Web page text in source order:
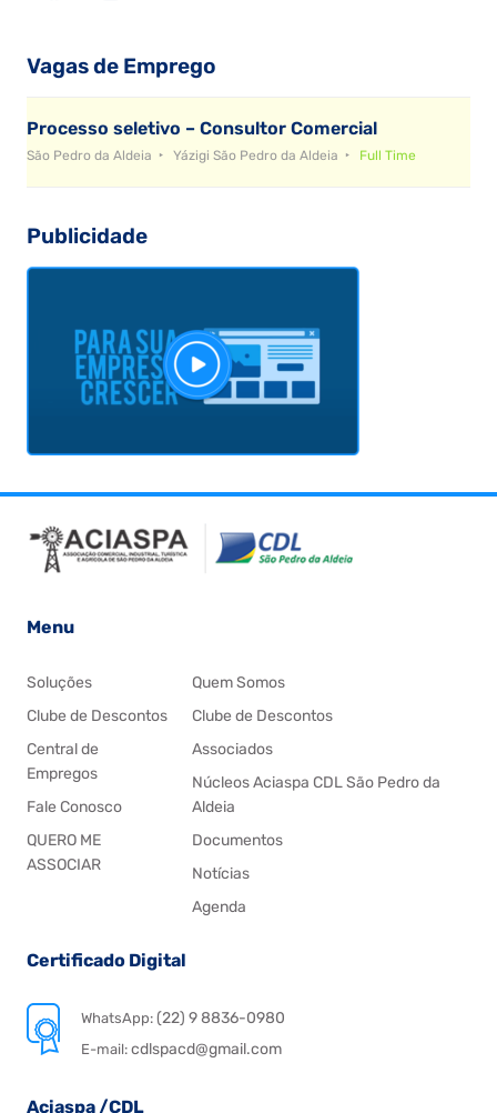
Vagas de Emprego
Processo seletivo – Consultor Comercial
São Pedro da Aldeia Yázigi São Pedro da Aldeia Full Time
Publicidade
Menu
Soluções
Clube de Descontos
Central de
Empregos
Fale Conosco
QUERO ME
ASSOCIAR
Quem Somos
Clube de Descontos
Associados
Núcleos Aciaspa CDL São Pedro da
Aldeia
Documentos
Notícias
Agenda
Certificado Digital
WhatsApp:(22) 9 8836-0980
E-mail: cdlspacd@gmail.com
Aciaspa /CDL